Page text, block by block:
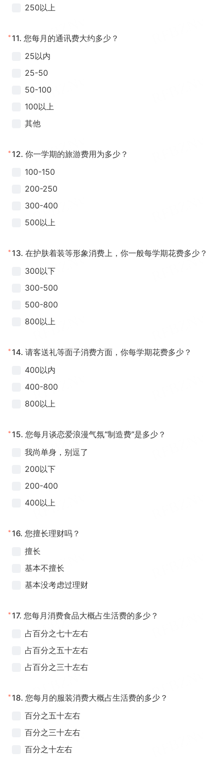
250以上
* 11. 您每月的通讯费大约多少？
25以内
25-50
50-100
100以上
其他
* 12. 你一学期的旅游费用为多少？
100-150
200-250
300-400
500以上
* 13. 在护肤着装等形象消费上，你一般每学期花费多少？
300以下
300-500
500-800
800以上
* 14. 请客送礼等面子消费方面，你每学期花费多少？
400以内
400-800
800以上
* 15. 您每月谈恋爱浪漫气氛“制造费”是多少？
我尚单身，别逗了
200以下
200-400
400以上
* 16. 您擅长理财吗？
擅长
基本不擅长
基本没考虑过理财
* 17. 您每月消费食品大概占生活费的多少？
占百分之七十左右
占百分之五十左右
占百分之三十左右
* 18. 您每月的服装消费大概占生活费的多少？
百分之五十左右
百分之三十左右
百分之十左右